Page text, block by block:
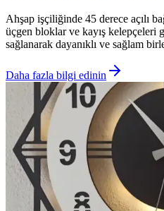
Ahşap işçiliğinde 45 derece açılı
üçgen bloklar ve kayış kelepçeleri
sağlanarak dayanıklı ve sağlam
Daha fazla bilgi edinin